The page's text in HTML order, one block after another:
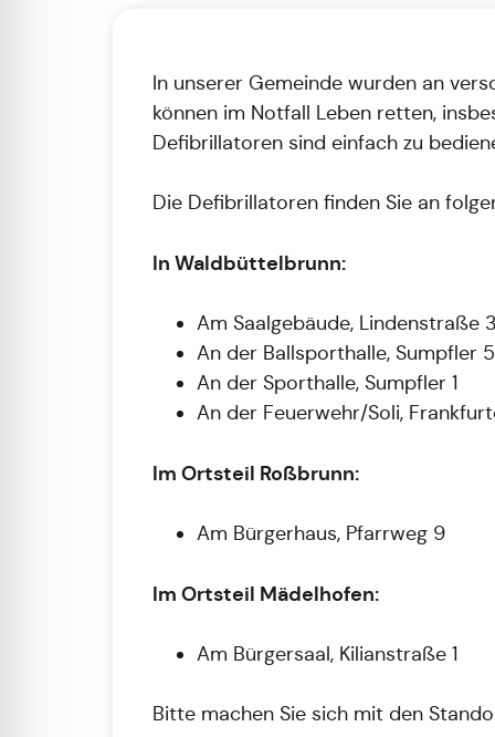
In unserer Gemeinde wurden an
können im Notfall Leben retten,
Defibrillatoren sind einfach zu
Die Defibrillatoren finden Sie an
In Waldbüttelbrunn:
Am Saalgebäude, Lindenstraße 3
An der Ballsporthalle, Sumpfler 5
An der Sporthalle, Sumpfler 1
An der Feuerwehr/Soli,
Im Ortsteil Roßbrunn:
Am Bürgerhaus, Pfarrweg 9
Im Ortsteil Mädelhofen:
Am Bürgersaal, Kilianstraße 1
Bitte machen Sie sich mit den